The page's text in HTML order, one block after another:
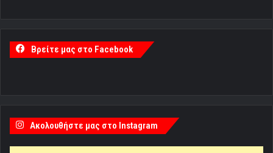
Βρείτε μας στο Facebook
Ακολουθήστε μας στο Instagram